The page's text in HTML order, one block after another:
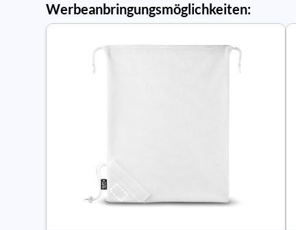
Werbeanbringungsmöglichkeiten: